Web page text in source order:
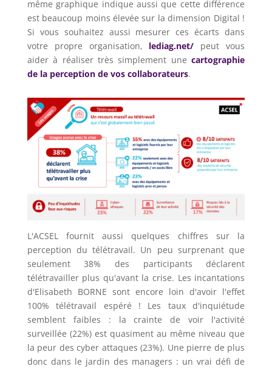
même graphique indique aussi que cette différence
est beaucoup moins élevée sur la dimension Digital !
Si vous souhaitez aussi mesurer ces écarts dans
votre propre organisation, lediag.net/ peut vous
aider à réaliser très simplement unecartographie
de la perception de vos collaborateurs.
L'ACSEL fournit aussi quelques chiffres sur la
perception du télétravail. Un peu surprenant que
seulement 38% des participants déclarent
télétravailler plus qu'avant la crise. Les incantations
d'Elisabeth BORNE sont encore loin d'avoir l'effet
100% télétravail espéré ! Les taux d'inquiétude
semblent faibles : la crainte de voir l'activité
surveillée (22%) est quasiment au même niveau que
la peur des cyber attaques (23%). Une pierre de plus
donc dans le jardin des managers : un vrai défi de